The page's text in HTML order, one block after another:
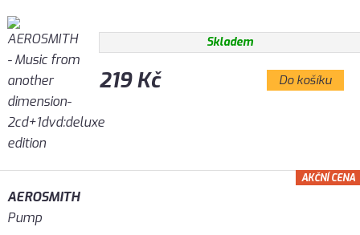
Skladem
219 Kč Do košíku
AEROSMITH
Pump
AKČNÍ CENA